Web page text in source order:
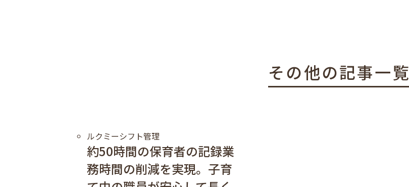
その他の記事一覧
ルクミーシフト管理
約50時間の保育者の記録業
務時間の削減を実現。子育